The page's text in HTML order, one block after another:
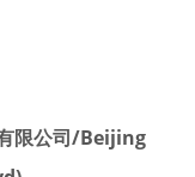
限公司/Beijing